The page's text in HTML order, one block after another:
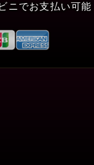
ニでお支払い可能